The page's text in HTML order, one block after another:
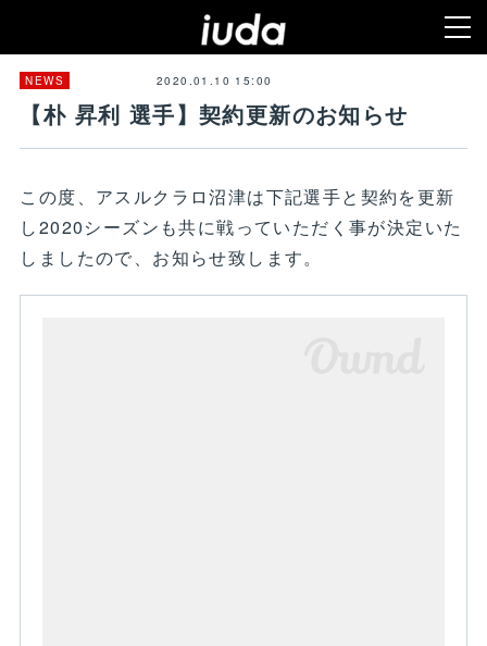
NEWS 2020.01.10 15:00
【朴 昇利 選手】契約更新のお知らせ
この度、アスルクラロ沼津は下記選手と契約を更新
し2020シーズンも共に戦っていただく事が決定いた
しましたので、お知らせ致します。